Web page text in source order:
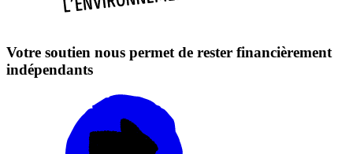
Votre soutien nous permet de rester financièrement
indépendants